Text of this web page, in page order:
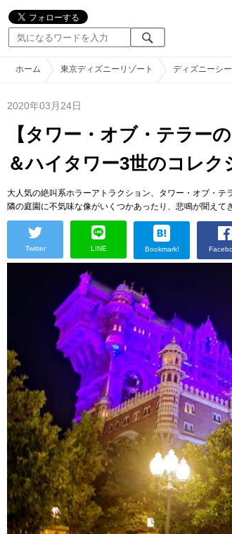
ホーム 東京ディズニーリゾート ディズニーシー
2020年03月24日
【タワー・オブ・テラー
＆ハイタワー3世のコレク
大人気の絶叫系ホラーアトラクション、タワー・オブ・
隣の庭園に不気味な像がいくつかあったり、悲鳴が聞えて
Twitter LINE Bookmark!